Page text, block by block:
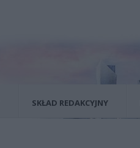
SKŁAD REDAKCYJNY